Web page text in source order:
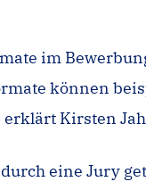
im
können
Kirsten
eine Jury